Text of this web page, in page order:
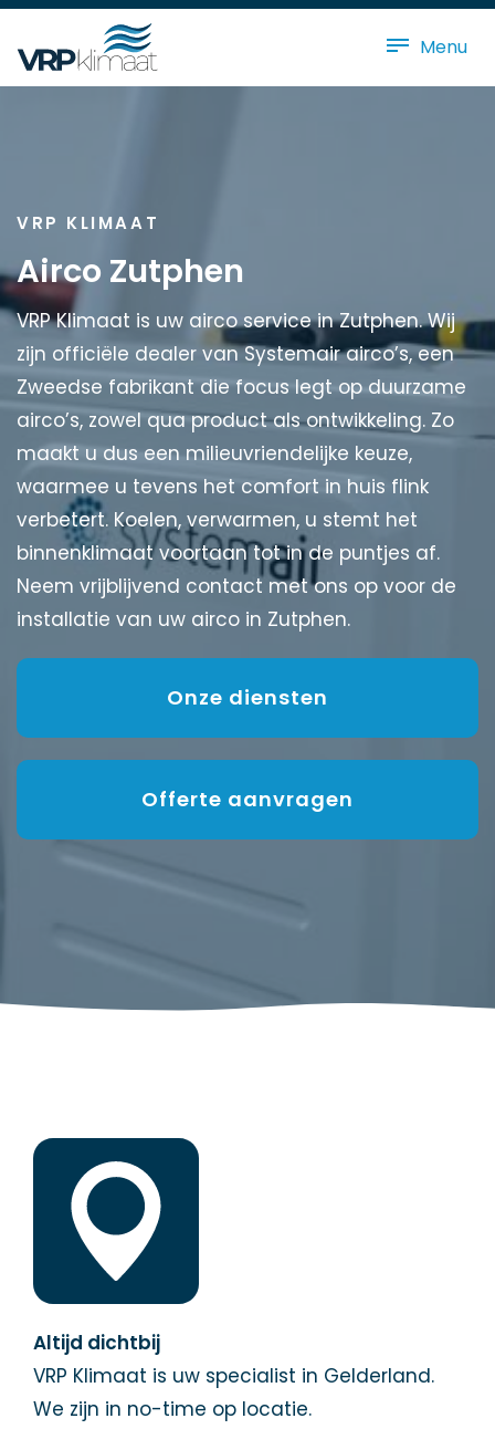
Menu
VRP KLIMAAT
Airco Zutphen
VRP Klimaat is uw airco service in Zutphen. Wij
zijn officiële dealer van Systemair airco’s, een
Zweedse fabrikant die focus legt op duurzame
airco’s, zowel qua product als ontwikkeling. Zo
maakt u dus een milieuvriendelijke keuze,
waarmee u tevens het comfort in huis flink
verbetert. Koelen, verwarmen, u stemt het
binnenklimaat voortaan tot in de puntjes af.
Neem vrijblijvend contact met ons op voor de
installatie van uw airco in Zutphen.
Onze diensten
Offerte aanvragen
Altijd dichtbij
VRP Klimaat is uw specialist in Gelderland.
We zijn in no-time op locatie.